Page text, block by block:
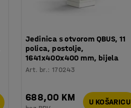
Jedinica s otvorom QBUS, 11
polica, postolje,
1641x400x400 mm, bijela
Art. br.:170243
688,00 KM U KOŠARICU